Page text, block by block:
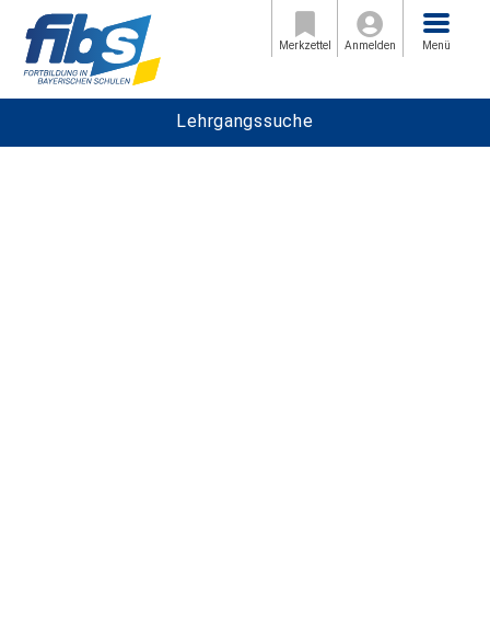
Merkzettel Anmelden
Menü
Menü
Lehrgangssuche